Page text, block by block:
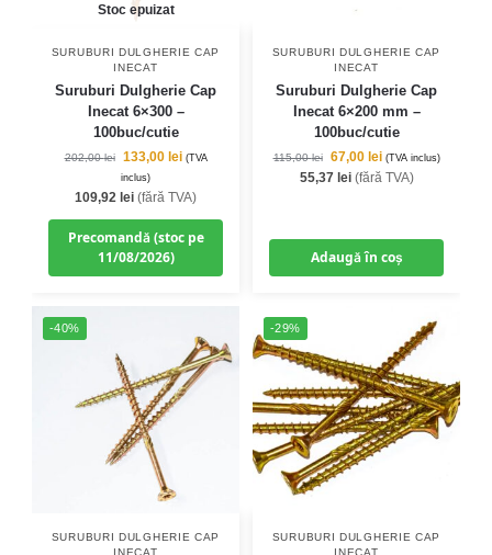
Stoc epuizat
SURUBURI DULGHERIE CAP
INECAT
Suruburi Dulgherie Cap
Inecat 6×300 –
100buc/cutie
202,00lei 133,00 lei (TVA
inclus)
109,92 lei (fără TVA)
Precomandă (stoc pe
11/08/2026)
SURUBURI DULGHERIE CAP
INECAT
Suruburi Dulgherie Cap
Inecat 6×200 mm –
100buc/cutie
115,00lei 67,00 lei (TVA inclus)
55,37 lei(fără TVA)
Adaugă în coș
-40%
SURUBURI DULGHERIE CAP
INECAT
-29%
SURUBURI DULGHERIE CAP
INECAT